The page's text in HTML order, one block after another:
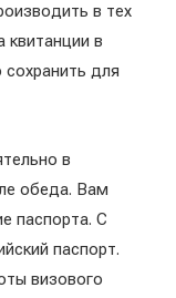
в тех
квитанции в
для
в
обеда. Вам
паспорта. С
паспорт.
визового